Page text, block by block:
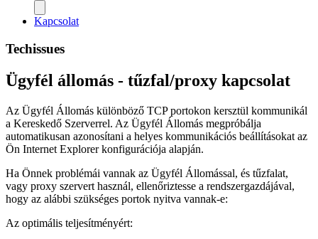
Kapcsolat
Techissues
Ügyfél állomás - tűzfal/proxy kapcsolat
Az Ügyfél Állomás különböző TCP portokon kersztül kommunikál
a Kereskedő Szerverrel. Az Ügyfél Állomás megpróbálja
automatikusan azonosítani a helyes kommunikációs beállításokat az
Ön Internet Explorer konfigurációja alapján.
Ha Önnek problémái vannak az Ügyfél Állomással, és tűzfalat,
vagy proxy szervert használ, ellenőriztesse a rendszergazdájával,
hogy az alábbi szükséges portok nyitva vannak-e:
Az optimális teljesítményért: